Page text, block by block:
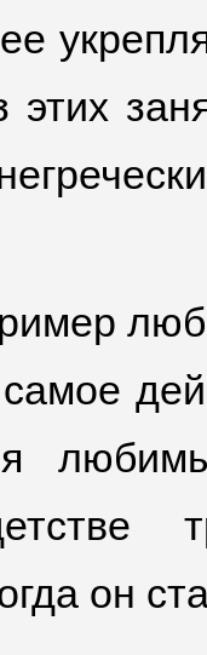
этих
он